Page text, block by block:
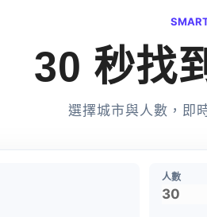
30 秒找
選擇城市與人數，即
人數